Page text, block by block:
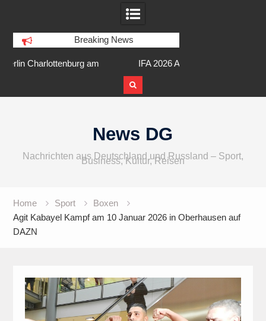
Breaking News
IFA 2026 Audio wird größer,
internationaler und vielfältiger
News DG
Nachrichten aus Deutschland und Russland – Sport,
Business, Kultur, Reisen
Home Sport
Boxen
Agit Kabayel Kampf am 10 Januar 2026 in Oberhausen auf
DAZN